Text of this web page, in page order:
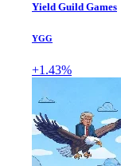
Yield Guild Games
YGG
+1.43%